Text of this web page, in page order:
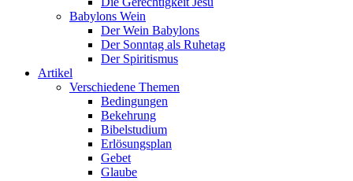
Babylons Wein
Der Wein Babylons
Der Sonntag als Ruhetag
Der Spiritismus
Artikel
Verschiedene Themen
Bedingungen
Bekehrung
Bibelstudium
Erlösungsplan
Gebet
Glaube